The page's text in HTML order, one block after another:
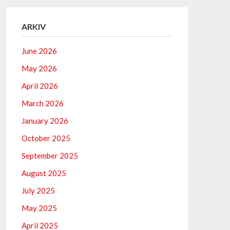
ARKIV
June 2026
May 2026
April 2026
March 2026
January 2026
October 2025
September 2025
August 2025
July 2025
May 2025
April 2025